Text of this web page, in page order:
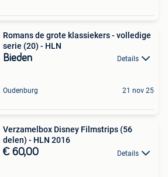
Romans de grote klassiekers - volledige
serie (20) - HLN
Bieden Details
Oudenburg 21 nov 25
Verzamelbox Disney Filmstrips (56
delen) - HLN 2016
€ 60,00 Details